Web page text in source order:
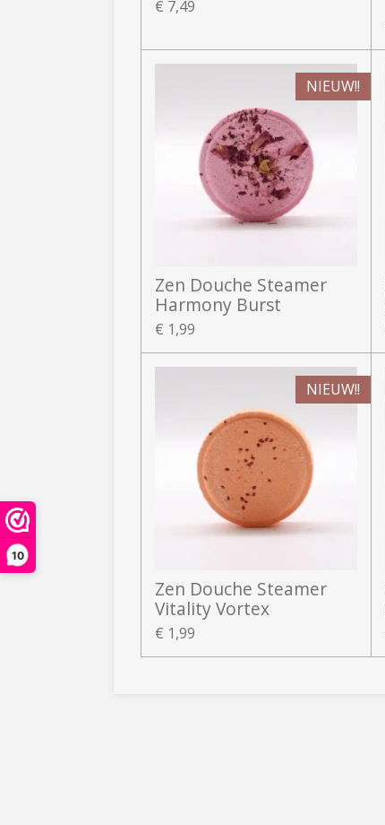
10
€ 7,49
NIEUW!!
Zen Douche Steamer
Harmony Burst
€ 1,99
NIEUW!!
Zen Douche Steamer
Vitality Vortex
€ 1,99